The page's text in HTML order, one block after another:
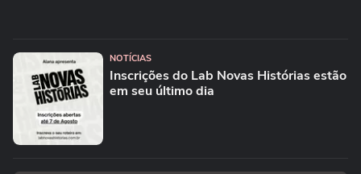
NOTÍCIAS
Inscrições do Lab Novas Histórias estão
em seu último dia